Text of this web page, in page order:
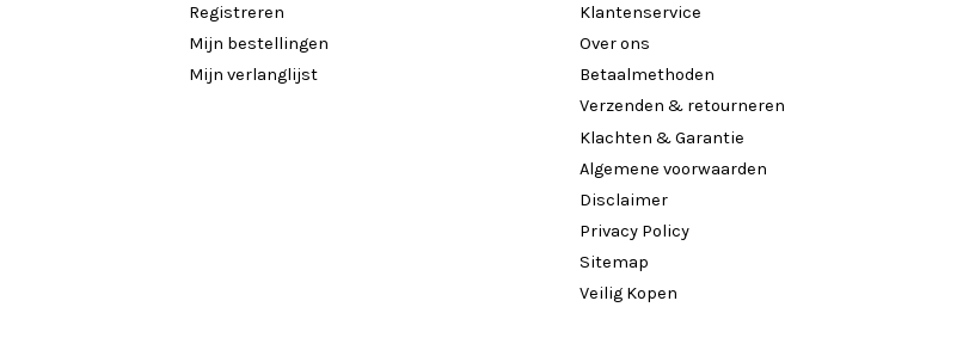
Registreren
Mijn bestellingen
Mijn verlanglijst
Klantenservice
Over ons
Betaalmethoden
Verzenden & retourneren
Klachten & Garantie
Algemene voorwaarden
Disclaimer
Privacy Policy
Sitemap
Veilig Kopen